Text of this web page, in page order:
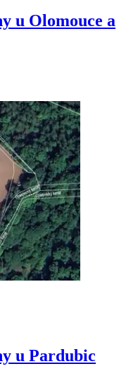
u Olomouce a
u Pardubic